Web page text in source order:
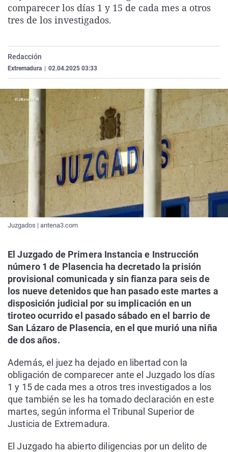
La rosa de los vientos
Como el perro y el
Caso
Equipo de
Extremadura
La Rioja
País Vasco
Virales
Elecciones
comparecer los días 1 y 15 de cada mes a otros
tres de los investigados.
Redacción
Extremadura 02.04.2025 03:33
Juzgados | antena3.com
El Juzgado de Primera Instancia e Instrucción
número 1 de Plasencia ha decretado la prisión
provisional comunicada y sin fianza para seis de
los nueve detenidos que han pasado este martes a
disposición judicial por su implicación en un
tiroteo ocurrido el pasado sábado en el barrio de
San Lázaro de Plasencia, en el que murió una niña
de dos años.
Además, el juez ha dejado en libertad con la
obligación de comparecer ante el Juzgado los días
1 y 15 de cada mes a otros tres investigados a los
que también se les ha tomado declaración en este
martes, según informa el Tribunal Superior de
Justicia de Extremadura.
El Juzgado ha abierto diligencias por un delito de